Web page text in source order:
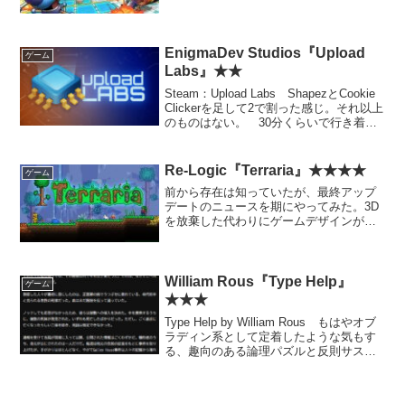
つも落としてみると予...
ゲーム
EnigmaDev Studios『Upload
Labs』★★
Steam：Upload Labs ShapezとCookie
Clickerを足して2で割った感じ。それ以上
のものはない。 30分くらいで行き着く
ゲーム Re-Logic『Terraria』★★★★
前から存在は知っていたが、最終アップ
デートのニュースを期にやってみた。3D
を放棄した代わりにゲームデザインがま
れたメトロイドヴァニア...
ゲーム
William Rous『Type Help』
★★★
Type Help by William Rous もはやオブ
ラディン系として定着したような気もす
る、趣向のある論理パズルと反則サスペ